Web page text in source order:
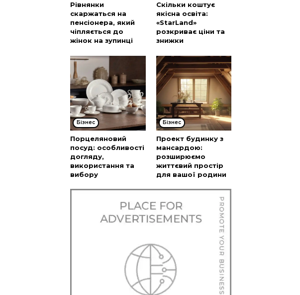
Рівнянки
скаржаться на
пенсіонера, який
чіпляється до
жінок на зупинці
Скільки коштує
якісна освіта:
«StarLand»
розкриває ціни та
знижки
Бізнес
Порцеляновий
посуд: особливості
догляду,
використання та
вибору
Бізнес
Проект будинку з
мансардою:
розширюємо
життєвий простір
для вашої родини